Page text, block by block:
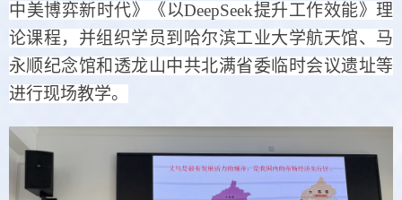
中美博弈新时代》《以DeepSeek提升工作效能》理
论课程，并组织学员到哈尔滨工业大学航天馆、马
永顺纪念馆和透龙山中共北满省委临时会议遗址等
进行现场教学。